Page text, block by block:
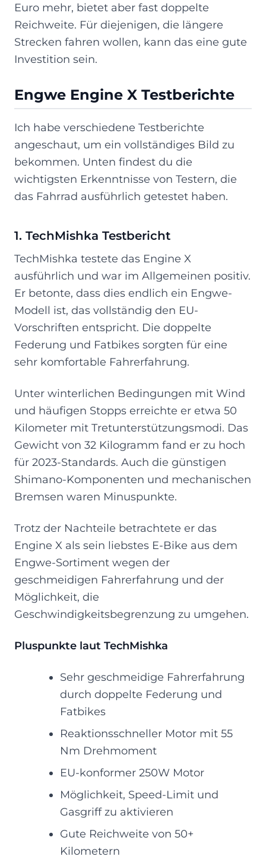
Euro mehr, bietet aber fast doppelte
Reichweite. Für diejenigen, die längere
Strecken fahren wollen, kann das eine gute
Investition sein.
Engwe Engine X Testberichte
Ich habe verschiedene Testberichte
angeschaut, um ein vollständiges Bild zu
bekommen. Unten findest du die
wichtigsten Erkenntnisse von Testern, die
das Fahrrad ausführlich getestet haben.
1. TechMishka Testbericht
TechMishka testete das Engine X
ausführlich und war im Allgemeinen positiv.
Er betonte, dass dies endlich ein Engwe-
Modell ist, das vollständig den EU-
Vorschriften entspricht. Die doppelte
Federung und Fatbikes sorgten für eine
sehr komfortable Fahrerfahrung.
Unter winterlichen Bedingungen mit Wind
und häufigen Stopps erreichte er etwa 50
Kilometer mit Tretunterstützungsmodi. Das
Gewicht von 32 Kilogramm fand er zu hoch
für 2023-Standards. Auch die günstigen
Shimano-Komponenten und mechanischen
Bremsen waren Minuspunkte.
Trotz der Nachteile betrachtete er das
Engine X als sein liebstes E-Bike aus dem
Engwe-Sortiment wegen der
geschmeidigen Fahrerfahrung und der
Möglichkeit, die
Geschwindigkeitsbegrenzung zu umgehen.
Pluspunkte laut TechMishka
Sehr geschmeidige Fahrerfahrung
durch doppelte Federung und
Fatbikes
Reaktionsschneller Motor mit 55
Nm Drehmoment
EU-konformer 250W Motor
Möglichkeit, Speed-Limit und
Gasgriff zu aktivieren
Gute Reichweite von 50+
Kilometern